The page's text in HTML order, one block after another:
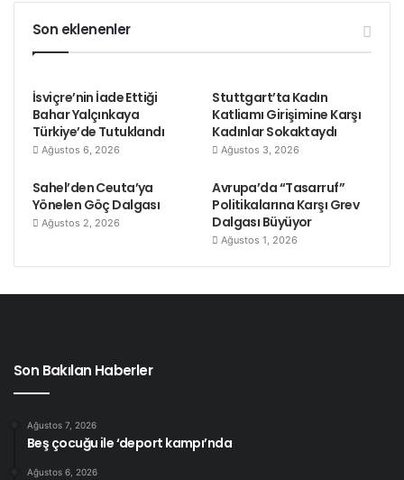
Son eklenenler
İsviçre’nin İade Ettiği
Bahar Yalçınkaya
Türkiye’de Tutuklandı
Ağustos 6, 2026
Stuttgart’ta Kadın
Katliamı Girişimine Karşı
Kadınlar Sokaktaydı
Ağustos 3, 2026
Sahel’den Ceuta’ya
Yönelen Göç Dalgası
Ağustos 2, 2026
Avrupa’da “Tasarruf”
Politikalarına Karşı Grev
Dalgası Büyüyor
Ağustos 1, 2026
Son Bakılan Haberler
Ağustos 7, 2026
Beş çocuğu ile ‘deport kampı’nda
Ağustos 6, 2026